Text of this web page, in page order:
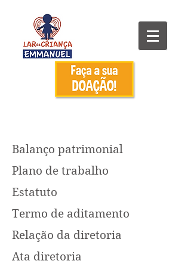
Balanço patrimonial
Plano de trabalho
Estatuto
Termo de aditamento
Relação da diretoria
Ata diretoria